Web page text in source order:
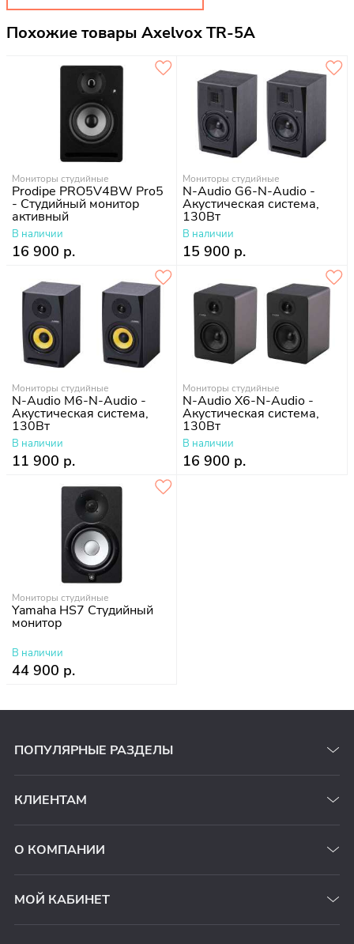
Похожие товары Axelvox TR-5A
Мониторы студийные
Prodipe PRO5V4BW Pro5
- Студийный монитор
активный
В наличии
16 900 р.
Мониторы студийные
N-Audio G6-N-Audio -
Акустическая система,
130Вт
В наличии
15 900 р.
Мониторы студийные
N-Audio M6-N-Audio -
Акустическая система,
130Вт
В наличии
11 900 р.
Мониторы студийные
N-Audio X6-N-Audio -
Акустическая система,
130Вт
В наличии
16 900 р.
Мониторы студийные
Yamaha HS7 Студийный
монитор
В наличии
44 900 р.
ПОПУЛЯРНЫЕ РАЗДЕЛЫ
КЛИЕНТАМ
О КОМПАНИИ
МОЙ КАБИНЕТ